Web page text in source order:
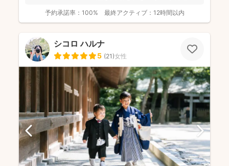
予約承諾率： 100% 最終アクティブ： 12時間以内
シコロ ハルナ
5 (21)女性